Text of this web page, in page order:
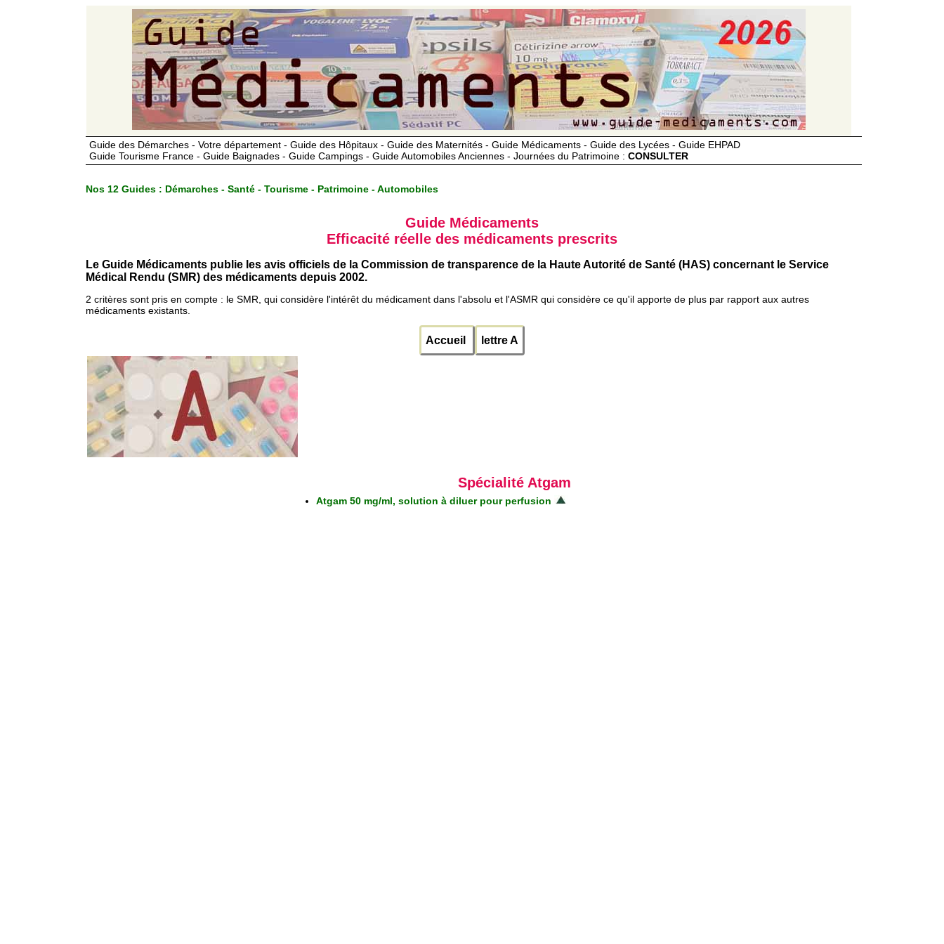
Guide des Démarches - Votre département - Guide des Hôpitaux - Guide des Maternités - Guide Médicaments - Guide des Lycées - Guide EHPAD
Guide Tourisme France - Guide Baignades - Guide Campings - Guide Automobiles Anciennes - Journées du Patrimoine : CONSULTER
Nos 12 Guides : Démarches - Santé - Tourisme - Patrimoine - Automobiles
Guide Médicaments
Efficacité réelle des médicaments prescrits
Le Guide Médicaments publie les avis officiels de la Commission de transparence de la Haute Autorité de Santé (HAS) concernant le Service
Médical Rendu (SMR) des médicaments depuis 2002.
2 critères sont pris en compte : le SMR, qui considère l'intérêt du médicament dans l'absolu et l'ASMR qui considère ce qu'il apporte de plus par rapport aux autres
médicaments existants.
Accueil lettre A
Spécialité Atgam
Atgam 50 mg/ml, solution à diluer pour perfusion